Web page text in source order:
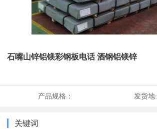
石嘴山锌铝镁彩钢板电话 酒钢铝镁锌
产品规格： 发货地:
关键词